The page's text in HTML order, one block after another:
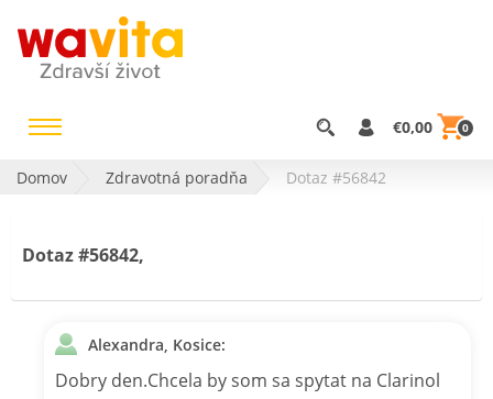
€0,00 0
Domov Zdravotná poradňa Dotaz #56842
Dotaz #56842,
Alexandra, Kosice:
Dobry den.Chcela by som sa spytat na Clarinol